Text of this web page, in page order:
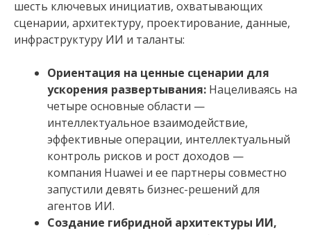
шесть ключевых инициатив, охватывающих
сценарии, архитектуру, проектирование, данные,
инфраструктуру ИИ и таланты:
Ориентация на ценные сценарии для
ускорения развертывания: Нацеливаясь на
четыре основные области —
интеллектуальное взаимодействие,
эффективные операции, интеллектуальный
контроль рисков и рост доходов —
компания Huawei и ее партнеры совместно
запустили девять бизнес-решений для
агентов ИИ.
Создание гибридной архитектуры ИИ,